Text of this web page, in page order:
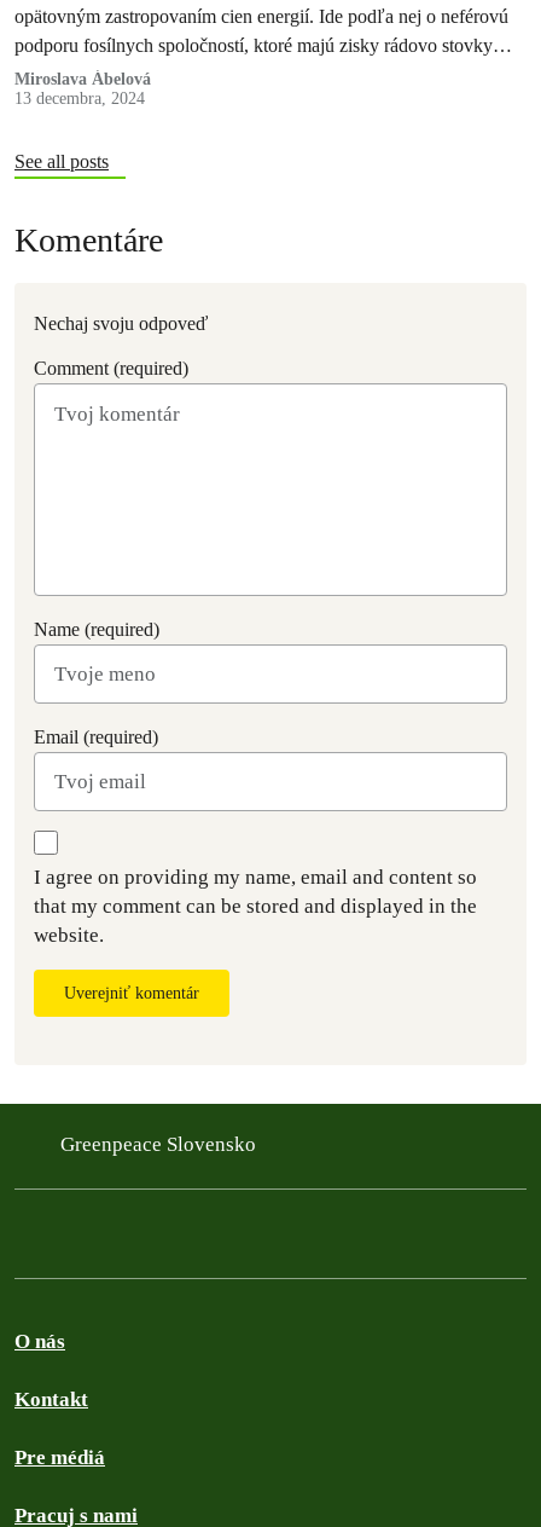
opätovným zastropovaním cien energií. Ide podľa nej o neférovú
podporu fosílnych spoločností, ktoré majú zisky rádovo stovky
miliónov eur. Vláda by podľa ochrancov prírody…
Miroslava Ábelová
13 decembra, 2024
See all posts
Komentáre
Nechaj svoju odpoveď
Comment (required)
Name (required)
Email (required)
I agree on providing my name, email and content so
that my comment can be stored and displayed in the
website.
Uverejniť komentár
Greenpeace Slovensko
O nás
Kontakt
Pre médiá
Pracuj s nami